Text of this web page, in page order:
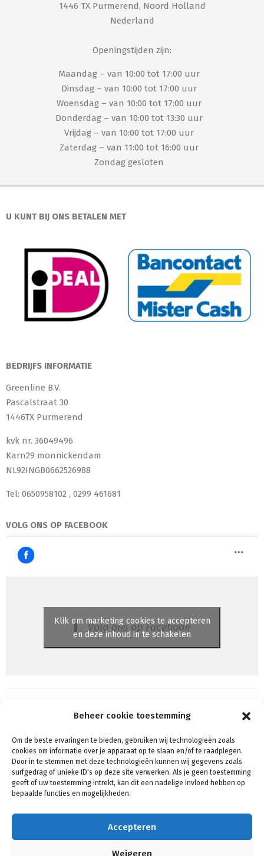
Beheer cookie toestemming
Om de beste ervaringen te bieden, gebruiken wij technologieën zoals
cookies om informatie over je apparaat op te slaan en/of te raadplegen.
Door in te stemmen met deze technologieën kunnen wij gegevens zoals
surfgedrag of unieke ID's op deze site verwerken. Als je geen toestemming
geeft of uw toestemming intrekt, kan dit een nadelige invloed hebben op
bepaalde functies en mogelijkheden.
Accepteren
Weigeren
1446 TX Purmerend, Noord Holland
Nederland
Openingstijden zijn:
Maandag – van 10:00 tot 17:00 uur
Dinsdag – van 10:00 tot 17:00 uur
Woensdag – van 10:00 tot 17:00 uur
Donderdag – van 10:00 tot 13:30 uur
Vrijdag – van 10:00 tot 17:00 uur
Zaterdag – van 11:00 tot 16:00 uur
Zondag gesloten
U KUNT BIJ ONS BETALEN MET
BEDRIJFS INFORMATIE
Greenline B.V.
Pascalstraat 30
1446TX Purmerend
kvk nr. 36049496
Karn29 monnickendam
NL92INGB0662526988
Tel: 0650958102 , 0299 461681
VOLG ONS OP FACEBOOK
Volg ons op Facebook
Klik om marketing cookies te accepteren
en deze inhoud in te schakelen
Algemene voorwaarden
Voorwaarden & condities
Cookiebeleid (EU)
Privacy
Mijn account